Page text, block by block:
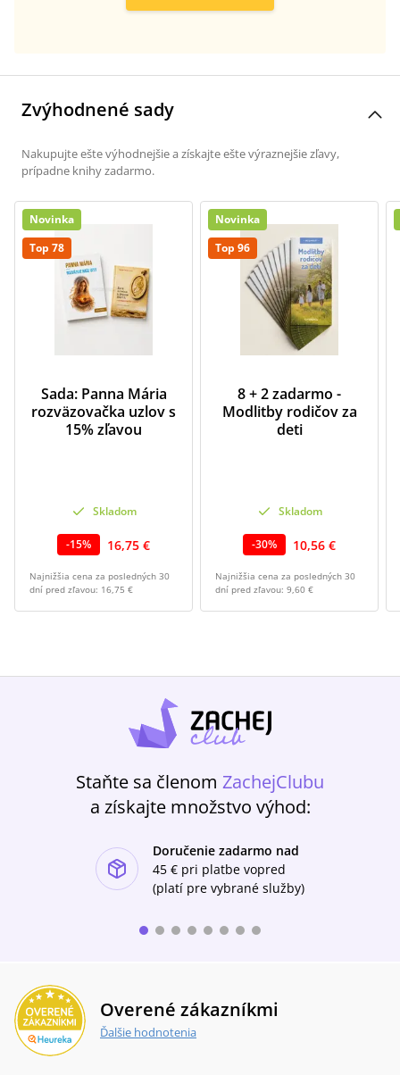
Zvýhodnené sady
Nakupujte ešte výhodnejšie a získajte ešte výraznejšie zľavy,
prípadne knihy zadarmo.
Novinka
Top 78
Sada: Panna Mária
rozväzovačka uzlov s
15% zľavou
Skladom
-15% 16,75 €
Najnižšia cena za posledných 30
dní pred zľavou: 16,75 €
Novinka
Top 96
8 + 2 zadarmo -
Modlitby rodičov za
deti
Skladom
-30% 10,56 €
Najnižšia cena za posledných 30
dní pred zľavou: 9,60 €
Staňte sa členom ZachejClubu
a získajte množstvo výhod:
Doručenie zadarmo nad
45 € pri platbe vopred
(platí pre vybrané služby)
Overené zákazníkmi
Ďalšie hodnotenia